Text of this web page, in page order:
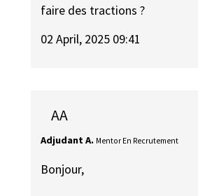
faire des tractions ?
02 April, 2025 09:41
AA
Adjudant A. Mentor En Recrutement
Bonjour,